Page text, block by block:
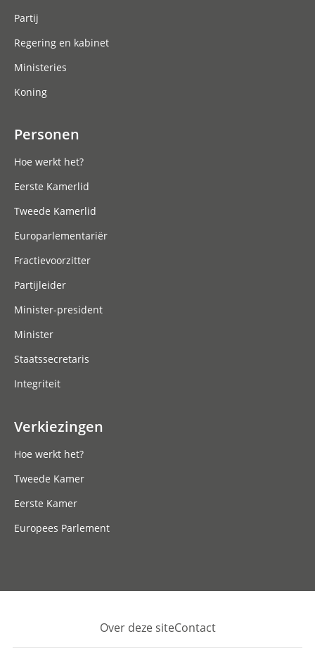
Partij
Regering en kabinet
Ministeries
Koning
Personen
Hoe werkt het?
Eerste Kamerlid
Tweede Kamerlid
Europarlementariër
Fractievoorzitter
Partijleider
Minister-president
Minister
Staatssecretaris
Integriteit
Verkiezingen
Hoe werkt het?
Tweede Kamer
Eerste Kamer
Europees Parlement
Over deze siteContact